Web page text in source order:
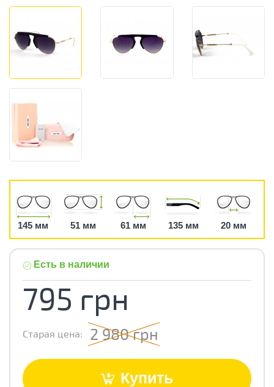
145 мм 51 мм 61 мм 135 мм 20 мм
Есть в наличии
795 грн
Старая цена: 2 980 грн
Купить